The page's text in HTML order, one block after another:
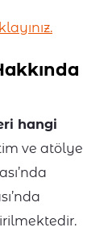
hangi
ve atölye